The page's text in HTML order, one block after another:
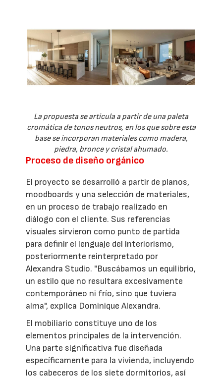
La propuesta se articula a partir de una paleta
cromática de tonos neutros, en los que sobre esta
base se incorporan materiales como madera,
piedra, bronce y cristal ahumado.
Proceso de diseño orgánico
El proyecto se desarrolló a partir de planos,
moodboards y una selección de materiales,
en un proceso de trabajo realizado en
diálogo con el cliente. Sus referencias
visuales sirvieron como punto de partida
para definir el lenguaje del interiorismo,
posteriormente reinterpretado por
Alexandra Studio. "Buscábamos un equilibrio,
un estilo que no resultara excesivamente
contemporáneo ni frío, sino que tuviera
alma", explica Dominique Alexandra.
El mobiliario constituye uno de los
elementos principales de la intervención.
Una parte significativa fue diseñada
específicamente para la vivienda, incluyendo
los cabeceros de los siete dormitorios, así